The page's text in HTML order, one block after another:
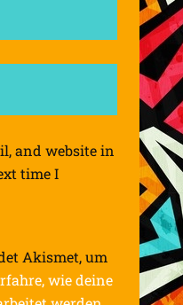
and website in
time I
Akismet, um
wie deine